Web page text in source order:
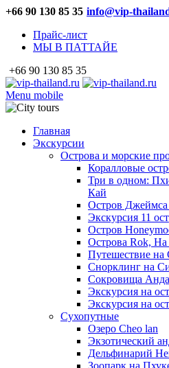
+66 90 130 85 35 info@vip-
Прайс-лист
МЫ В ПАТТАЙЕ
+66 90 130 85 35
Menu mobile
Главная
Экскурсии
Острова и морские
Коралловые
Три в одном:
Кай
Остров Джеймса
Экскурсия 11
Остров
Острова Rok,
Путешествие на
Снорклинг на
Сокровища
Экскурсия на
Экскурсия на
Сухопутные
Озеро Cheo lan
Экзотический
Дельфинарий
Зоопарк на